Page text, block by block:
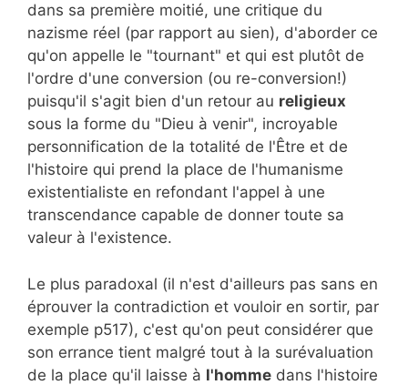
dans sa première moitié, une critique du
nazisme réel (par rapport au sien), d'aborder ce
qu'on appelle le "tournant" et qui est plutôt de
l'ordre d'une conversion (ou re-conversion!)
puisqu'il s'agit bien d'un retour au religieux
sous la forme du "Dieu à venir", incroyable
personnification de la totalité de l'Être et de
l'histoire qui prend la place de l'humanisme
existentialiste en refondant l'appel à une
transcendance capable de donner toute sa
valeur à l'existence.
Le plus paradoxal (il n'est d'ailleurs pas sans en
éprouver la contradiction et vouloir en sortir, par
exemple p517), c'est qu'on peut considérer que
son errance tient malgré tout à la surévaluation
de la place qu'il laisse à l'homme dans l'histoire